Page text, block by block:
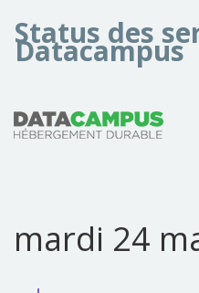
Status des
Datacampus
mardi 24